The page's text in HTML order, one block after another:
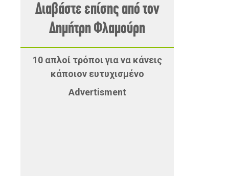
Διαβάστε επίσης από τον
Δημήτρη Φλαμούρη
10 απλοί τρόποι για να κάνεις
κάποιον ευτυχισμένο
Advertisment